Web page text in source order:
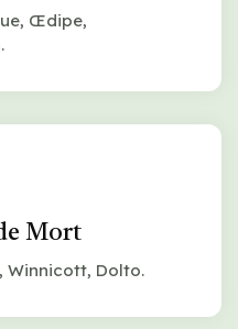
Œdipe,
Mort
Winnicott, Dolto.